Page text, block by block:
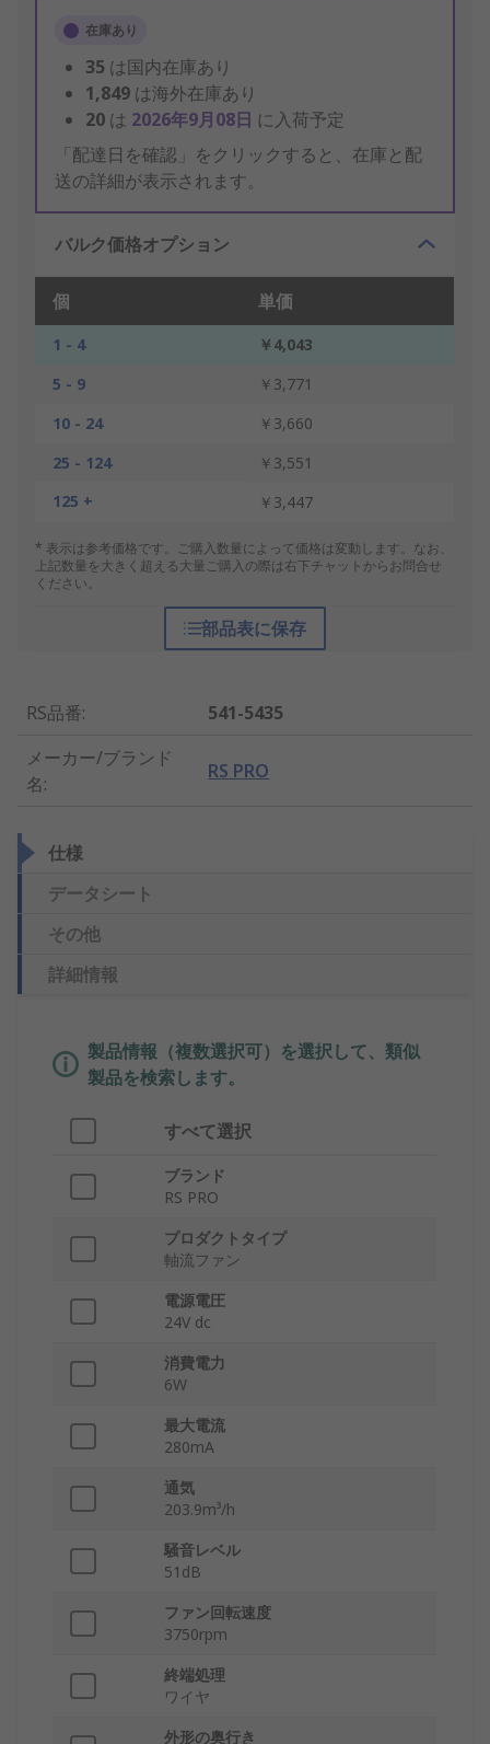
在庫あり
35 は国内在庫あり
1,849 は海外在庫あり
20 は 2026年9月08日 に入荷予定
「配達日を確認」をクリックすると、在庫と配
送の詳細が表示されます。
バルク価格オプション
個 単価
1 - 4
￥4,043
5 - 9
￥3,771
10 - 24
￥3,660
25 - 124
￥3,551
125 +
￥3,447
* 表示は参考価格です。ご購入数量によって価格は変動します。なお、
上記数量を大きく超える大量ご購入の際は右下チャットからお問合せ
ください。
部品表に保存
RS品番:
541-5435
メーカー/ブランド
名:
RS PRO
仕様
データシート
その他
詳細情報
製品情報（複数選択可）を選択して、類似
製品を検索します。
すべて選択
ブランド
RS PRO
プロダクトタイプ
軸流ファン
電源電圧
24V dc
消費電力
6W
最大電流
280mA
通気
203.9m³/h
騒音レベル
51dB
ファン回転速度
3750rpm
終端処理
ワイヤ
外形の奥行き